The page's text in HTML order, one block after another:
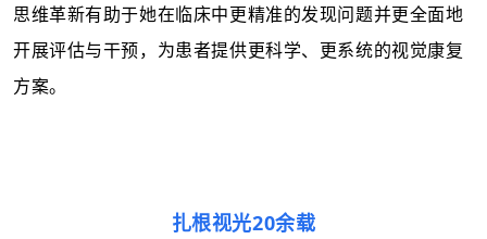
思维革新有助于她在临床中更精准的发现问题并更全面地
开展评估与干预，为患者提供更科学、更系统的视觉康复
方案。
扎根视光20余载